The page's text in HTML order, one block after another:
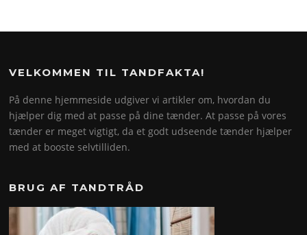
VELKOMMEN TIL TANDFAKTA!
På denne hjemmeside udgiver vi artikler om, hvordan du
hjælper dig med at passe på dine tænder. At passe på vores
tænder er meget vigtigt, da et godt udseende tænder hjælper
med at booste selvtilliden.
BRUG AF TANDTRÅD